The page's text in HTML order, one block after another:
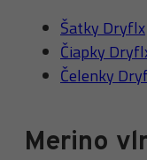
Šatky Dryflx
Čiapky
Čelenky
Merino